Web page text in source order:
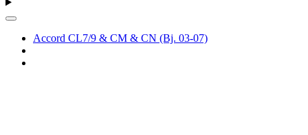
Accord CL7/9 & CM & CN (Bj. 03-07)